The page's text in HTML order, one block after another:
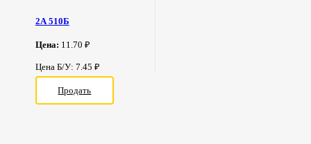
2А 510Б
Цена: 11.70 ₽
Цена Б/У: 7.45 ₽
Продать